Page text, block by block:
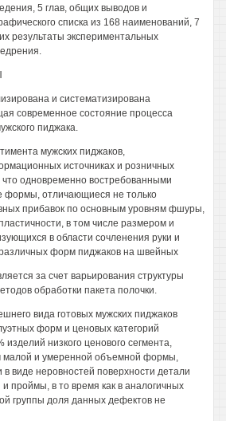
5 глав, общих выводов и
списка из 168 наименований, 7
результаты экспериментальных
и систематизирована
современное состояние процесса
пиджака.
мужских пиджаков,
источниках и розничных
одновременно востребованными
формы, отличающиеся не только
прибавок по основным уровням фшуры,
в том числе размером и
в области сочленения руки и
форм пиджаков на швейных
за счет варьирования структуры
обработки пакета полочки.
вида готовых мужских пиджаков
форм и ценовых категорий
изделий низкого ценового сегмента,
малой и умеренной объемной формы,
виде неровностей поверхности детали
и проймы, в то время как в аналогичных
группы доля данных дефектов не